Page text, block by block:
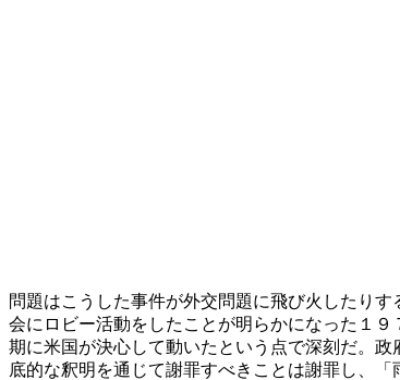
問題はこうした事件が外交問題に飛び火したり
会にロビー活動をしたことが明らかになった１
期に米国が決心して動いたという点で深刻だ。
底的な釈明を通じて謝罪すべきことは謝罪し、